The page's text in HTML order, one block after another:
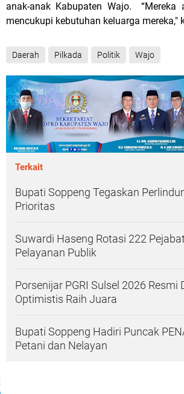
anak-anak Kabupaten Wajo.
mencukupi kebutuhan keluarga mereka,"
Daerah Pilkada Politik Wajo
Terkait
Bupati Soppeng Tegaskan
Prioritas
Suwardi Haseng Rotasi 222
Pelayanan Publik
Porsenijar PGRI Sulsel 2026 Resmi
Optimistis Raih Juara
Bupati Soppeng Hadiri Puncak
Petani dan Nelayan